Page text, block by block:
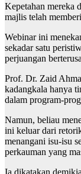
Kepetahan mereka
majlis telah
Webinar ini
sekadar satu
perjuangan
Prof. Dr. Zaid
kadangkala hanya
dalam program-
Namun, beliau
ini keluar dari
menangani isu-isu
perkauman yang
Ia dikatakan